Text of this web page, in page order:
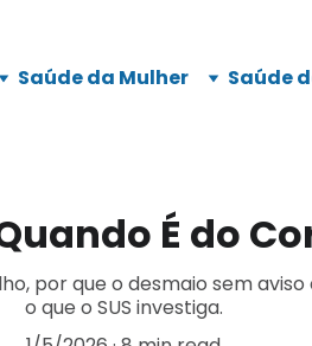
Saúde da Mulher Saúde
É do
por que o desmaio sem
o que o SUS investiga.